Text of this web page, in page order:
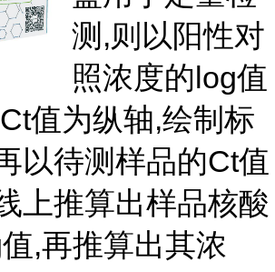
测,则以阳性对
照浓度的log值
值为纵轴,绘制标
以待测样品的Ct值
上推算出样品核酸
,再推算出其浓